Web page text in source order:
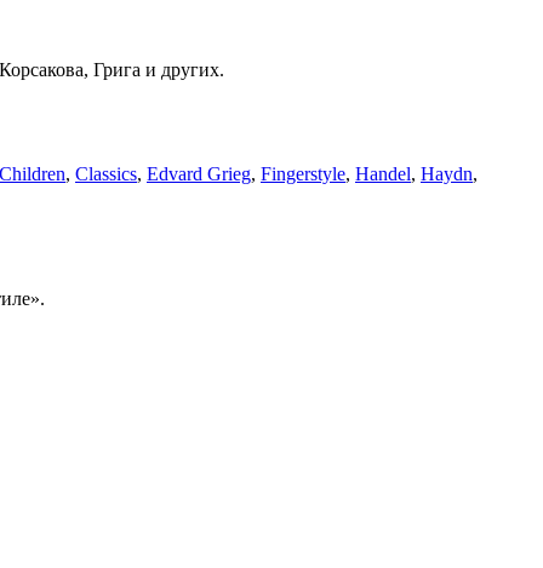
Грига и других.
Children, Classics, Edvard Grieg, Fingerstyle, Handel, Haydn,